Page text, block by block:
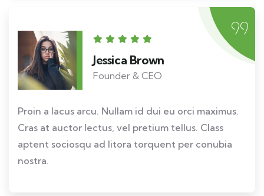
Jessica Brown
Founder & CEO
Proin a lacus arcu. Nullam id dui eu orci maximus.
Cras at auctor lectus, vel pretium tellus. Class
aptent sociosqu ad litora torquent per conubia
nostra.